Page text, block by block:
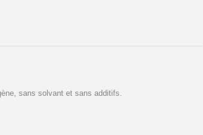
sans solvant et sans additifs.